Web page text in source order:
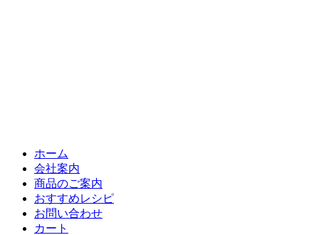
ホーム
会社案内
商品のご案内
おすすめレシピ
お問い合わせ
カート